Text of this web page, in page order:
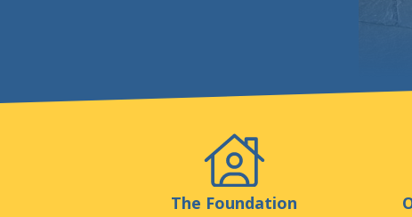
The Foundation